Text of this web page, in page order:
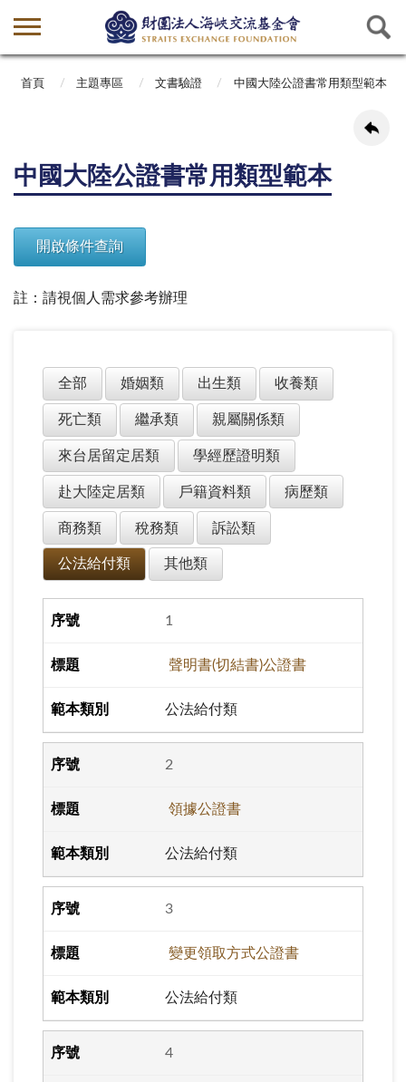
首頁 主題專區 文書驗證 中國大陸公證書常用類型範本
中國大陸公證書常用類型範本
註：請視個人需求參考辦理
全部 婚姻類 出生類 收養類
死亡類 繼承類 親屬關係類
來台居留定居類 學經歷證明類
赴大陸定居類 戶籍資料類 病歷類
商務類 稅務類 訴訟類
公法給付類 其他類
1
聲明書(切結書)公證書
公法給付類
2
領據公證書
公法給付類
3
變更領取方式公證書
公法給付類
4